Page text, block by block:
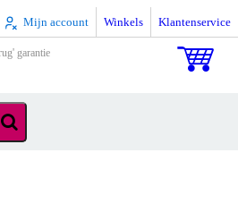
Mijn account Winkels Klantenservice
garantie